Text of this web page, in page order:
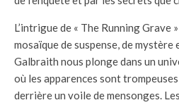
L’intrigue de « The Running Grave
mosaïque de suspense, de
Galbraith nous plonge dans un
où les apparences sont
derrière un voile de mensonges.